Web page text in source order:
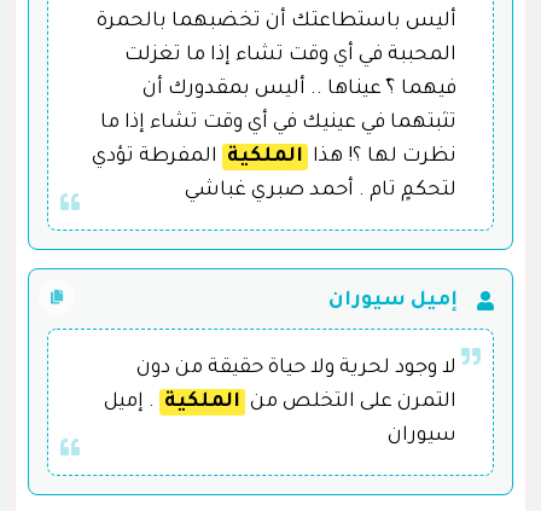
أليس باستطاعتك أن تخضبهما بالحمرة
المحببة في أي وقت تشاء إذا ما تغزلت
فيهما ؟ّ عيناها .. أليس بمقدورك أن
تثبتهما في عينيك في أي وقت تشاء إذا ما
نظرت لها ؟! هذا الملكية
المفرطة تؤدي
لتحكمٍ تام . أحمد صبري غباشي
إميل سيوران
لا وجود لحرية ولا حياة حقيقة من دون
التمرن على التخلص من الملكية
. إميل
سيوران